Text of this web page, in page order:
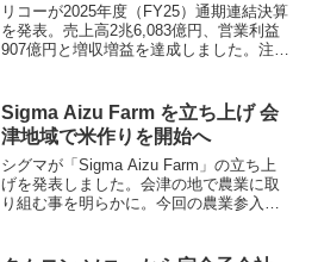
リコーが2025年度（FY25）通期連結決算
を発表。売上高2兆6,083億円、営業利益
907億円と増収増益を達成しました。注目
益を記録。公式発表の内容を元に、カメ
ラ事業の現状を整理しました。
Sigma Aizu Farm を立ち上げ 会
津地域で米作りを開始へ
シグマが「Sigma Aizu Farm」の立ち上
げを発表しました。会津の地で農業に取
り組む事を明らかに。今回の農業参入の